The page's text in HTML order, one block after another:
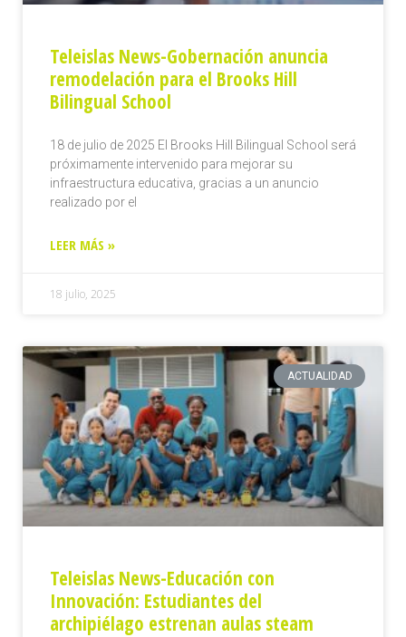
Teleislas News-Gobernación anuncia
remodelación para el Brooks Hill
Bilingual School
18 de julio de 2025 El Brooks Hill Bilingual School será
próximamente intervenido para mejorar su
infraestructura educativa, gracias a un anuncio
realizado por el
LEER MÁS »
18 julio, 2025
ACTUALIDAD
Teleislas News-Educación con
Innovación: Estudiantes del
archipiélago estrenan aulas steam